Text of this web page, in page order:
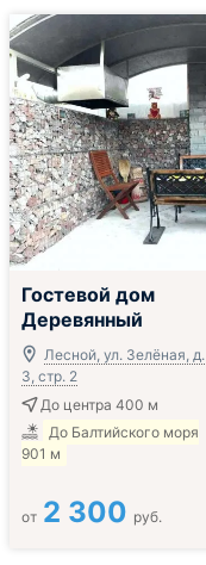
Гостевой дом
Деревянный
Лесной, ул. Зелёная, д.
3, стр. 2
До центра 400 м
До Балтийского моря
901 м
от 2 300 руб.